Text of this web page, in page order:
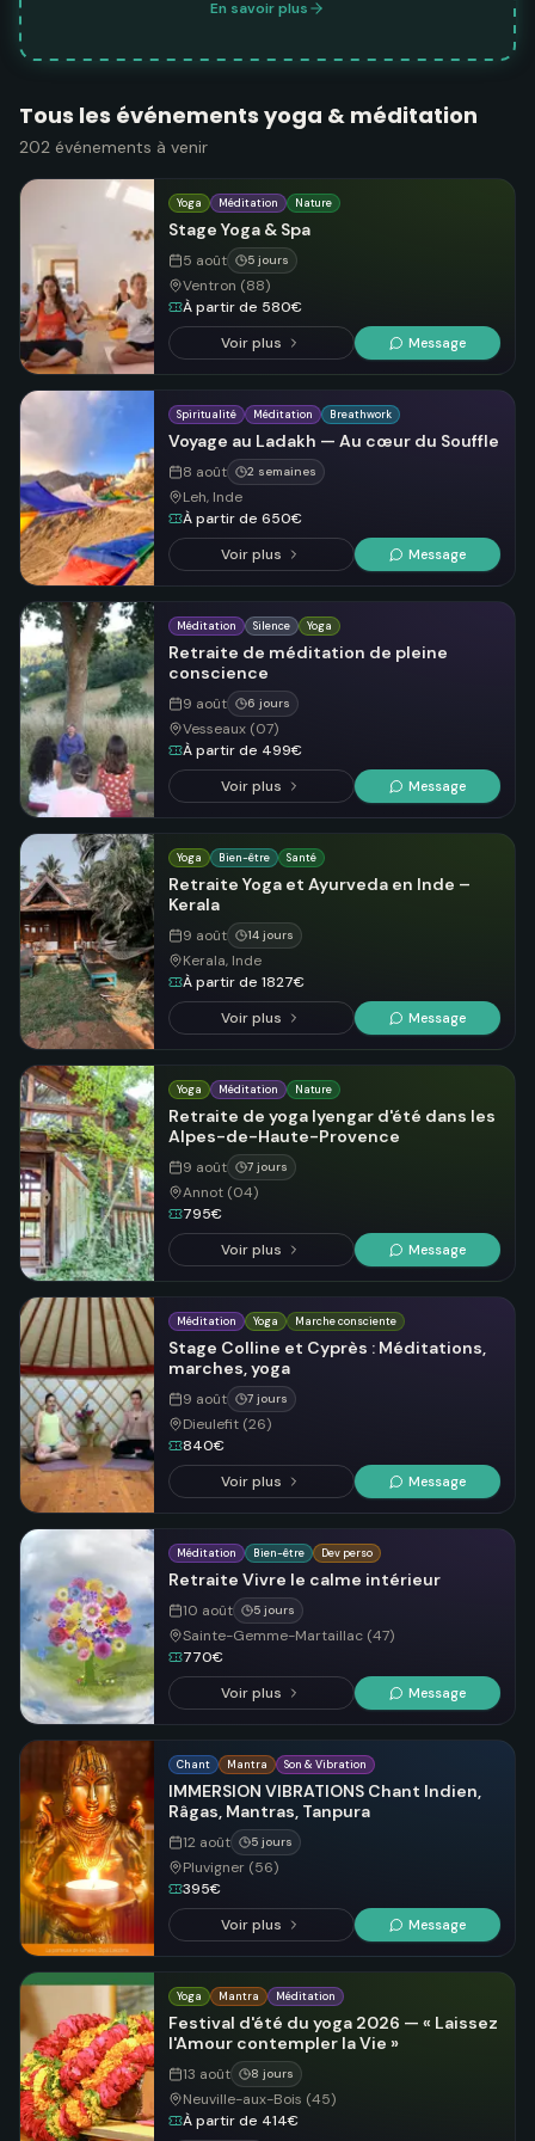
En savoir plus
Tous les événements yoga & méditation
202 événements à venir
Yoga Méditation Nature
Stage Yoga & Spa
5 août 5 jours
Ventron (88)
À partir de 580€
Voir plus
Message
Spiritualité Méditation Breathwork
Voyage au Ladakh — Au cœur du Souffle
8 août 2 semaines
Leh, Inde
À partir de 650€
Voir plus
Message
Méditation Silence Yoga
Retraite de méditation de pleine
conscience
9 août 6 jours
Vesseaux (07)
À partir de 499€
Voir plus
Message
Yoga Bien-être Santé
Retraite Yoga et Ayurveda en Inde –
Kerala
9 août 14 jours
Kerala, Inde
À partir de 1827€
Voir plus
Message
Yoga Méditation Nature
Retraite de yoga Iyengar d'été dans les
Alpes-de-Haute-Provence
9 août 7 jours
Annot (04)
795€
Voir plus
Message
Méditation Yoga Marche consciente
Stage Colline et Cyprès : Méditations,
marches, yoga
9 août 7 jours
Dieulefit (26)
840€
Voir plus
Message
Méditation Bien-être Dev perso
Retraite Vivre le calme intérieur
10 août 5 jours
Sainte-Gemme-Martaillac (47)
770€
Voir plus
Message
Chant Mantra Son & Vibration
IMMERSION VIBRATIONS Chant Indien,
Râgas, Mantras, Tanpura
12 août 5 jours
Pluvigner (56)
395€
Voir plus
Message
Yoga Mantra Méditation
Festival d'été du yoga 2026 — « Laissez
l'Amour contempler la Vie »
13 août 8 jours
Neuville-aux-Bois (45)
À partir de 414€